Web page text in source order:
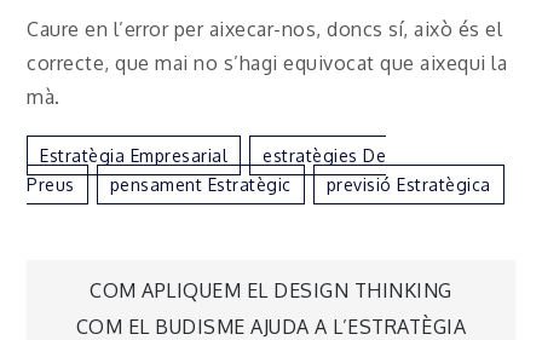
Caure en l’error per aixecar-nos, doncs sí, això és el
correcte, que mai no s’hagi equivocat que aixequi la
mà.
Estratègia Empresarial
Estratègies De
Preus
Pensament Estratègic Previsió Estratègica
Navegación
COM APLIQUEM EL DESIGN THINKING
COM EL BUDISME AJUDA A L’ESTRATÈGIA